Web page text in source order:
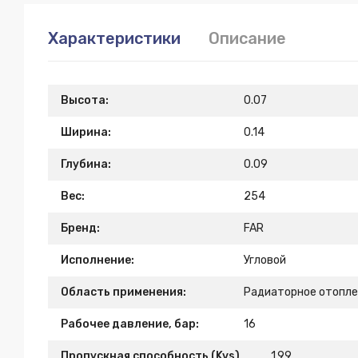
Характеристики Описание
Высота: 0.07
Ширина: 0.14
Глубина: 0.09
Вес: 254
Бренд: FAR
Исполнение: Угловой
Область применения: Радиаторное
Рабочее давление, бар: 16